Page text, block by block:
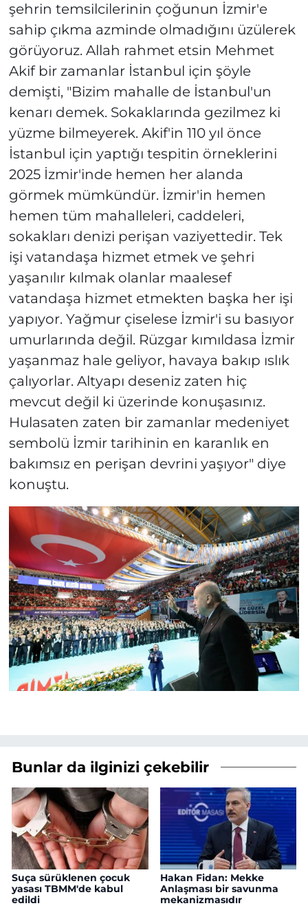
şehrin temsilcilerinin çoğunun İzmir'e
sahip çıkma azminde olmadığını üzülerek
görüyoruz. Allah rahmet etsin Mehmet
Akif bir zamanlar İstanbul için şöyle
demişti, "Bizim mahalle de İstanbul'un
kenarı demek. Sokaklarında gezilmez ki
yüzme bilmeyerek. Akif'in 110 yıl önce
İstanbul için yaptığı tespitin örneklerini
2025 İzmir'inde hemen her alanda
görmek mümkündür. İzmir'in hemen
hemen tüm mahalleleri, caddeleri,
sokakları denizi perişan vaziyettedir. Tek
işi vatandaşa hizmet etmek ve şehri
yaşanılır kılmak olanlar maalesef
vatandaşa hizmet etmekten başka her işi
yapıyor. Yağmur çiselese İzmir'i su basıyor
umurlarında değil. Rüzgar kımıldasa İzmir
yaşanmaz hale geliyor, havaya bakıp ıslık
çalıyorlar. Altyapı deseniz zaten hiç
mevcut değil ki üzerinde konuşasınız.
Hulasaten zaten bir zamanlar medeniyet
sembolü İzmir tarihinin en karanlık en
bakımsız en perişan devrini yaşıyor" diye
konuştu.
Bunlar da ilginizi çekebilir
Suça sürüklenen çocuk
yasası TBMM'de kabul
edildi
Hakan Fidan: Mekke
Anlaşması bir savunma
mekanizmasıdır